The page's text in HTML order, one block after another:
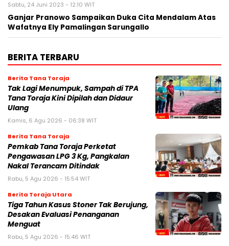
Sabtu, 24 Juni 2023 - 12:10 WIT
Ganjar Pranowo Sampaikan Duka Cita Mendalam Atas
Wafatnya Ely Pamalingan Sarungallo
BERITA TERBARU
Berita Tana Toraja
Tak Lagi Menumpuk, Sampah di TPA
Tana Toraja Kini Dipilah dan Didaur
Ulang
Kamis, 6 Agu 2026 - 06:38 WIT
Berita Tana Toraja
Pemkab Tana Toraja Perketat
Pengawasan LPG 3 Kg, Pangkalan
Nakal Terancam Ditindak
Rabu, 5 Agu 2026 - 15:54 WIT
Berita Toraja Utara
Tiga Tahun Kasus Stoner Tak Berujung,
Desakan Evaluasi Penanganan
Menguat
Rabu, 5 Agu 2026 - 15:46 WIT